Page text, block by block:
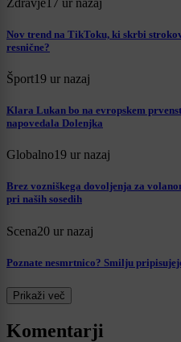
Nov trend na TikToku, ki skrbi
resnične?
Šport19 ur nazaj
Klara Lukan bo na evropskem
napovedala Dolenjka
Globalno19 ur nazaj
Brez vozniškega dovoljenja za
pri naših sosedih
Scena20 ur nazaj
Poznate nesmrtnico? Smilju
Prikaži več
Komentarji